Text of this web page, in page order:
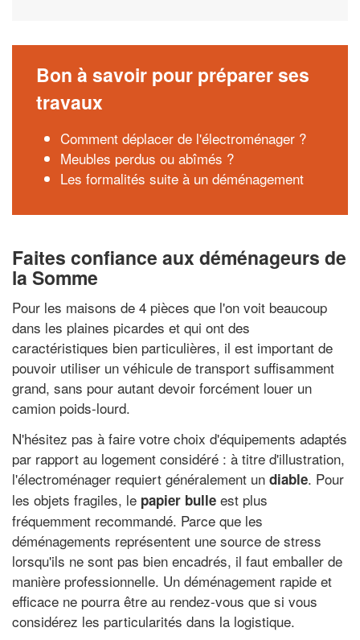
Bon à savoir pour préparer ses
travaux
Comment déplacer de l'électroménager ?
Meubles perdus ou abîmés ?
Les formalités suite à un déménagement
Faites confiance aux déménageurs de
la Somme
Pour les maisons de 4 pièces que l'on voit beaucoup
dans les plaines picardes et qui ont des
caractéristiques bien particulières, il est important de
pouvoir utiliser un véhicule de transport suffisamment
grand, sans pour autant devoir forcément louer un
camion poids-lourd.
N'hésitez pas à faire votre choix d'équipements adaptés
par rapport au logement considéré : à titre d'illustration,
l'électroménager requiert généralement un diable. Pour
les objets fragiles, le papier bulle est plus
fréquemment recommandé. Parce que les
déménagements représentent une source de stress
lorsqu'ils ne sont pas bien encadrés, il faut emballer de
manière professionnelle. Un déménagement rapide et
efficace ne pourra être au rendez-vous que si vous
considérez les particularités dans la logistique.